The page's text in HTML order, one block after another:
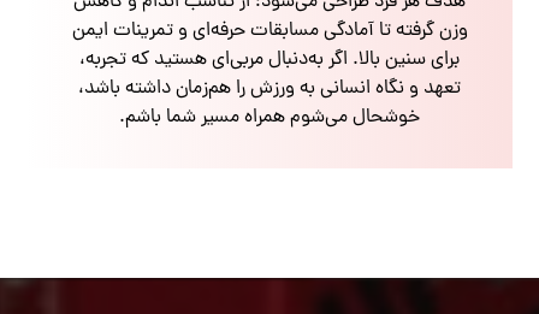
وزن گرفته تا آمادگی مسابقات حرفه‌ای و تمرینات ایمن
برای سنین بالا. اگر به‌دنبال مربی‌ای هستید که تجربه،
تعهد و نگاه انسانی به ورزش را هم‌زمان داشته باشد،
خوشحال می‌شوم همراه مسیر شما باشم.